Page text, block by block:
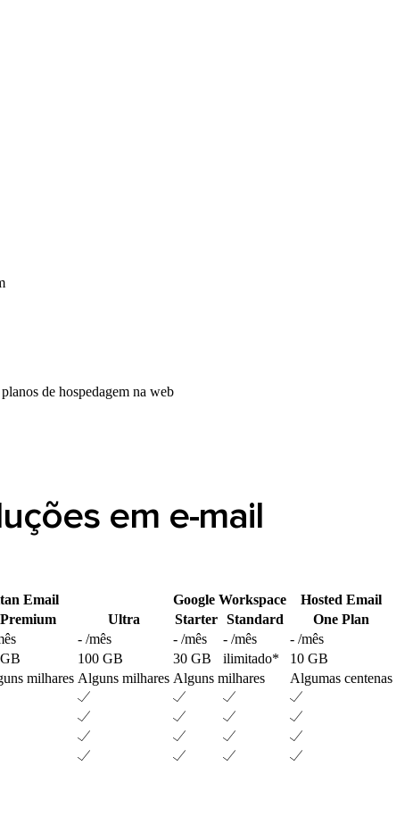
de hospedagem na web
em e-mail
Email Google Workspace
Hosted Email
Premium Ultra Starter Standard
One Plan
- /mês - /mês - /mês
- /mês
100 GB 30 GB ilimitado*
10 GB
milhares Alguns milhares Alguns milhares
Algumas centenas